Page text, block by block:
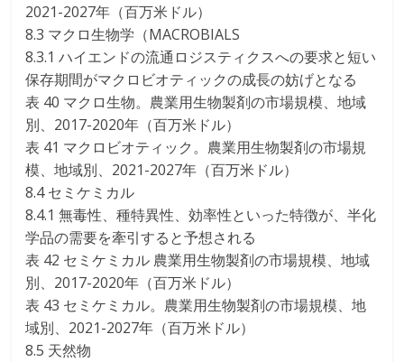
2021-2027年（百万米ドル）
8.3 マクロ生物学（MACROBIALS
8.3.1 ハイエンドの流通ロジスティクスへの要求と短い
保存期間がマクロビオティックの成長の妨げとなる
表 40 マクロ生物。農業用生物製剤の市場規模、地域
別、2017-2020年（百万米ドル）
表 41 マクロビオティック。農業用生物製剤の市場規
模、地域別、2021-2027年（百万米ドル）
8.4 セミケミカル
8.4.1 無毒性、種特異性、効率性といった特徴が、半化
学品の需要を牽引すると予想される
表 42 セミケミカル 農業用生物製剤の市場規模、地域
別、2017-2020年（百万米ドル）
表 43 セミケミカル。農業用生物製剤の市場規模、地
域別、2021-2027年（百万米ドル）
8.5 天然物